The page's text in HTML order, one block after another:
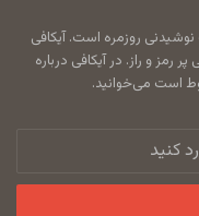
روزمره است. آیکافی
و راز. در آیکافی درباره
است می‌خوانید.